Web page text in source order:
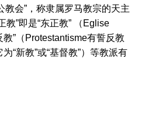
教会”，称隶属罗马教宗的天主
教”即是“东正教” （Eglise
”（Protestantisme有誓反教
“新教”或“基督教”）等教派有